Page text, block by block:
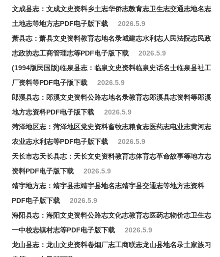
文成县志：文成文史资料乡土志华侨志教育志卫生志交通志地名志
土地志等地方志PDF电子版下载
2026.5.9
萧县志：萧县文史资料教育志地名录城建志水利志人民法院志民政
志政协志工商管理志等PDF电子版下载
2026.5.9
(1994版民国版)临泉县志：临泉文史资料临泉史话名士临泉县社工
厂资料等PDF电子版下载
2026.5.9
郎溪县志：郎溪文史资料公路志地名录教育志郎溪县志资料等郎溪
地方志资料PDF电子版下载
2026.5.9
菏泽地区志：菏泽地区党史资料畜牧志粮食志医药志电业志黄河志
农业志水利志等PDF电子版下载
2026.5.9
天长市志天长县志：天长文史资料教育志体育志革命故事等地方志
资料PDF电子版下载
2026.5.9
靖宇地方志：靖宇县志靖宇县地名志靖宇县交通志等地方志资料
PDF电子版下载
2026.5.9
海阳县志：海阳文史资料公路志文化志教育志医药志物价志卫生志
一中校志镇村志等PDF电子版下载
2026.5.9
龙山县志：龙山文史资料卷烟厂志工商联志龙山县地名录土家族习